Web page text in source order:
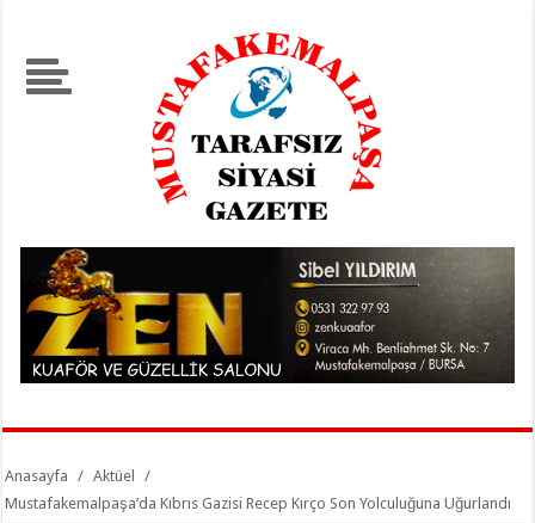
Anasayfa / Aktüel
/
Mustafakemalpaşa’da Kıbrıs Gazisi Recep Kırço Son Yolculuğuna Uğurlandı